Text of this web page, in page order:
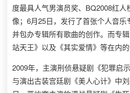
度最具人气男演员奖、BQ2008红
像；6月25日，发行了首张个人音乐
并包办专辑所有歌曲的创作。而专
站天王》以及《其实爱情》等在内的
2009年，主演刑侦悬疑剧《犯罪启
与演出古装宫廷剧《美人心计》中